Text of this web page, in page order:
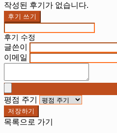
작성된 후기가 없습니다.
후기 쓰기
후기 수정
글쓴이
이메일
평점 주기
저장하기
목록으로 가기